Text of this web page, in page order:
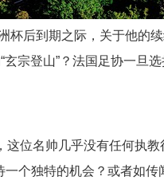
杯后到期之际，关于他的
宗登山”？法国足协一旦
位名帅几乎没有任何执
个独特的机会？或者如传